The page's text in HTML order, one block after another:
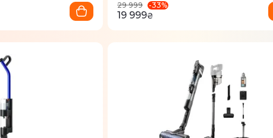
29 999
-33%
19 999₴